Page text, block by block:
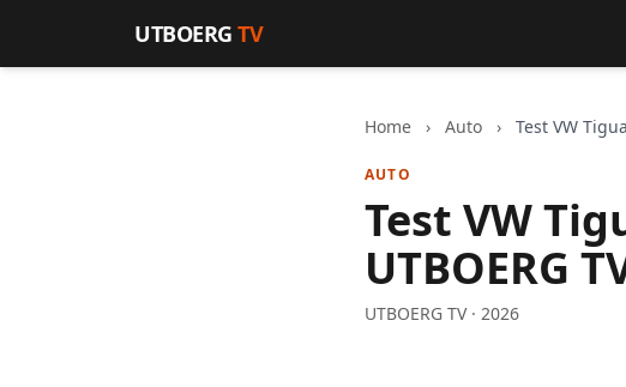
UTBOERGTV
Home › Auto › Test VW
AUTO
Test VW
UTBOERG
UTBOERG TV · 2026